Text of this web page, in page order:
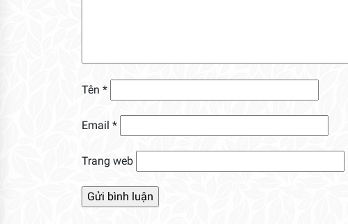
Tên *
Email *
Trang web